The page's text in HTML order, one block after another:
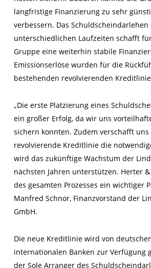
langfristige Finanzierung zu sehr
verbessern. Das Schuldscheindarlehen
unterschiedlichen Laufzeiten schafft
Gruppe eine weiterhin stabile
Emissionserlöse wurden für die
bestehenden revolvierenden
„Die erste Platzierung eines
ein großer Erfolg, da wir uns
sichern konnten. Zudem verschafft
revolvierende Kreditlinie die
wird das zukünftige Wachstum der
nächsten Jahren unterstützen. Herter
des gesamten Prozesses ein wichtiger
Manfred Schnor, Finanzvorstand der
GmbH.
Die neue Kreditlinie wird von
internationalen Banken zur Verfügung
der Sole Arranger des